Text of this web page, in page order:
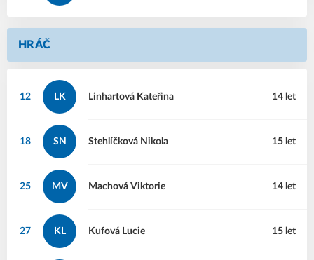
HRÁČ
12 LK Kateřina
Linhartová 14 let
18 SN Nikola
Stehlíčková 15 let
25 MV Viktorie
Machová 14 let
27 KL Lucie
Kufová 15 let